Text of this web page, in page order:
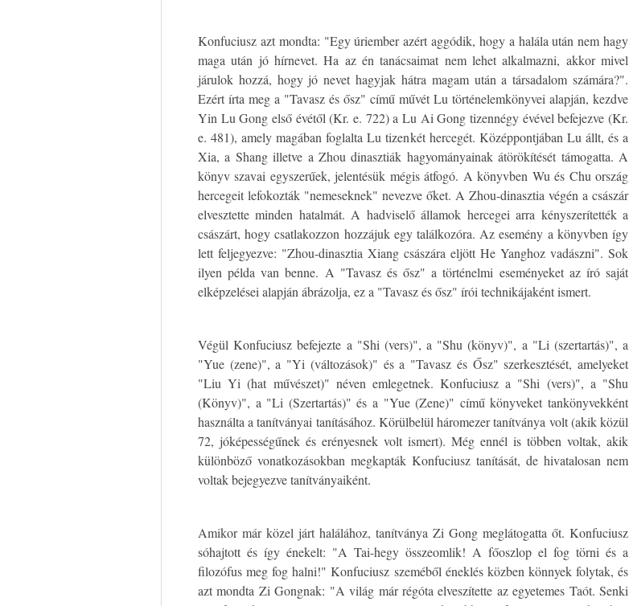
Konfuciusz azt mondta: "Egy úriember azért aggódik, hogy a halála után nem hagy
maga után jó hírnevet. Ha az én tanácsaimat nem lehet alkalmazni, akkor mivel
járulok hozzá, hogy jó nevet hagyjak hátra magam után a társadalom számára?".
Ezért írta meg a "Tavasz és ősz" című művét Lu történelemkönyvei alapján, kezdve
Yin Lu Gong első évétől (Kr. e. 722) a Lu Ai Gong tizennégy évével befejezve (Kr.
e. 481), amely magában foglalta Lu tizenkét hercegét. Középpontjában Lu állt, és a
Xia, a Shang illetve a Zhou dinasztiák hagyományainak átörökítését támogatta. A
könyv szavai egyszerűek, jelentésük mégis átfogó. A könyvben Wu és Chu ország
hercegeit lefokozták "nemeseknek" nevezve őket. A Zhou-dinasztia végén a császár
elvesztette minden hatalmát. A hadviselő államok hercegei arra kényszerítették a
császárt, hogy csatlakozzon hozzájuk egy találkozóra. Az esemény a könyvben így
lett feljegyezve: "Zhou-dinasztia Xiang császára eljött He Yanghoz vadászni". Sok
ilyen példa van benne. A "Tavasz és ősz" a történelmi eseményeket az író saját
elképzelései alapján ábrázolja, ez a "Tavasz és ősz" írói technikájaként ismert.
Végül Konfuciusz befejezte a "Shi (vers)", a "Shu (könyv)", a "Li (szertartás)", a
"Yue (zene)", a "Yi (változások)" és a "Tavasz és Ősz" szerkesztését, amelyeket
"Liu Yi (hat művészet)" néven emlegetnek. Konfuciusz a "Shi (vers)", a "Shu
(Könyv)", a "Li (Szertartás)" és a "Yue (Zene)" című könyveket tankönyvekként
használta a tanítványai tanításához. Körülbelül háromezer tanítványa volt (akik közül
72, jóképességűnek és erényesnek volt ismert). Még ennél is többen voltak, akik
különböző vonatkozásokban megkapták Konfuciusz tanítását, de hivatalosan nem
voltak bejegyezve tanítványaiként.
Amikor már közel járt halálához, tanítványa Zi Gong meglátogatta őt. Konfuciusz
sóhajtott és így énekelt: "A Tai-hegy összeomlik! A főoszlop el fog törni és a
filozófus meg fog halni!" Konfuciusz szeméből éneklés közben könnyek folytak, és
azt mondta Zi Gongnak: "A világ már régóta elveszítette az egyetemes Taót. Senki